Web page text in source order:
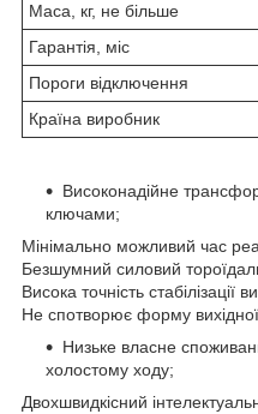
Маса, кг, не більше
Гарантія, міс
Пороги відключення
Країна виробник
Високонадійне
ключами;
Мінімально можливий час
Безшумний силовий
Висока точність стабілізації
Не спотворює форму
Низьке власне
холостому ходу;
Двохшвидкісний